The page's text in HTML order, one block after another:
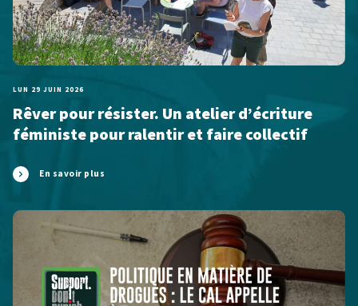
LUN 29 JUIN 2026
Rêver pour résister. Un atelier d’écriture
féministe pour ralentir et faire collectif
En savoir plus